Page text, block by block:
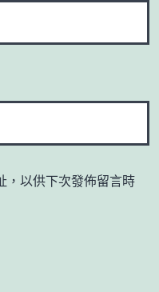
，以供下次發佈留言時